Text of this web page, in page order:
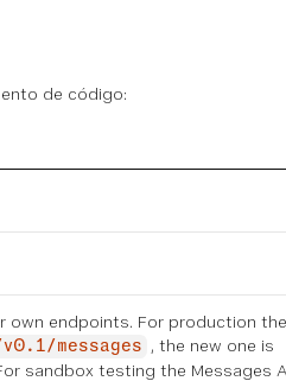
de código:
own endpoints. For production
messages
, the new one is
sandbox testing the Messages